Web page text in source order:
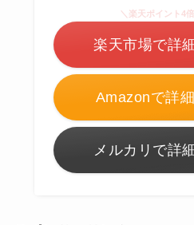
Amazonで詳
＼楽天ポイント4
楽天市場で詳
メルカリで詳